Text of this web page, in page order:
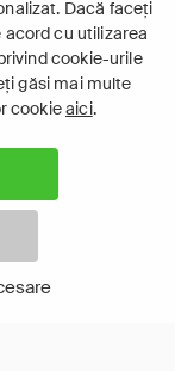
Dacă faceți
cu utilizarea
cookie-urile
găsi mai multe
cookieaici.